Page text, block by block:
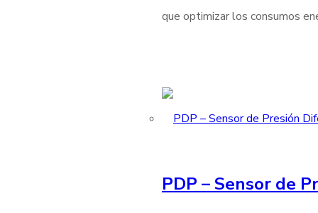
que optimizar los consumos
PDP – Sensor de